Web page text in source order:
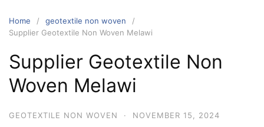
Home
geotextile non woven
Supplier Geotextile Non Woven Melawi
Supplier Geotextile Non
Woven Melawi
GEOTEXTILE NON WOVEN · NOVEMBER 15, 2024